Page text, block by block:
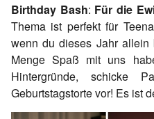
Birthday Bash: Für die
Thema ist perfekt für
wenn du dieses Jahr allein
Menge Spaß mit uns
Hintergründe, schicke
Geburtstagstorte vor! Es ist